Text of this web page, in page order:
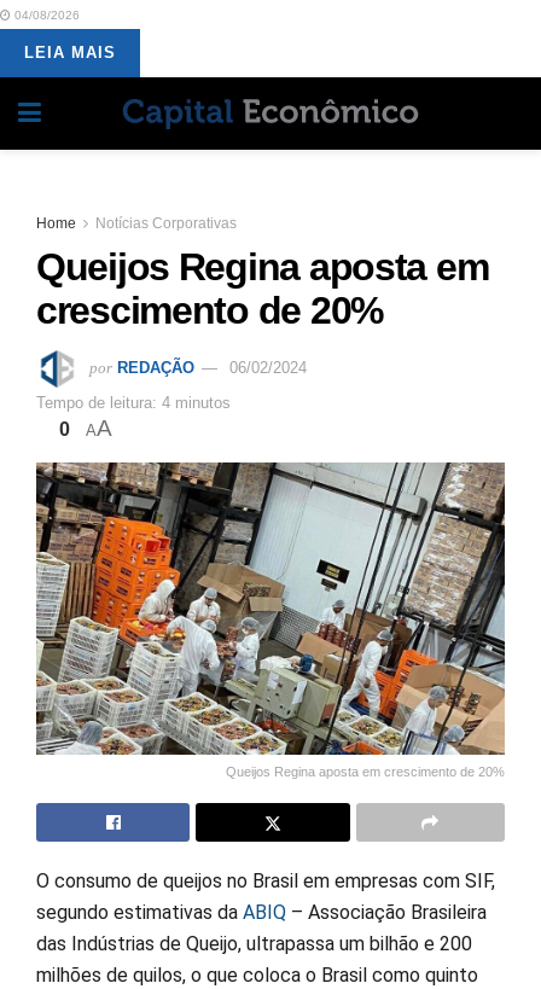
04/08/2026
LEIA MAIS
Home Notícias Corporativas
Queijos Regina aposta em
crescimento de 20%
por REDAÇÃO
06/02/2024
Tempo de leitura: 4 minutos
0 AA
Queijos Regina aposta em crescimento de 20%
O consumo de queijos no Brasil em empresas com SIF,
segundo estimativas da ABIQ – Associação Brasileira
das Indústrias de Queijo, ultrapassa um bilhão e 200
milhões de quilos, o que coloca o Brasil como quinto